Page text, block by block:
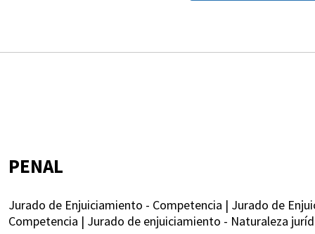
PENAL
Jurado de Enjuiciamiento - Competencia | Jurado de
Competencia | Jurado de enjuiciamiento - Naturaleza